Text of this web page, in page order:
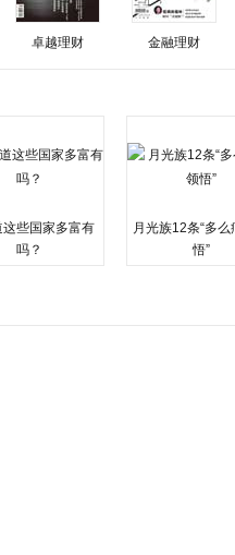
卓越理财 金融理财
这些国家多富有
吗？
月光族12条“多么
悟”